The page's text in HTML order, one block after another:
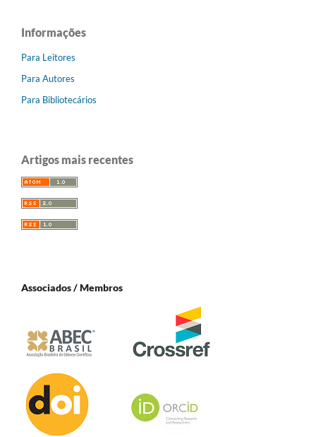
Informações
Para Leitores
Para Autores
Para Bibliotecários
Artigos mais recentes
Associados / Membros